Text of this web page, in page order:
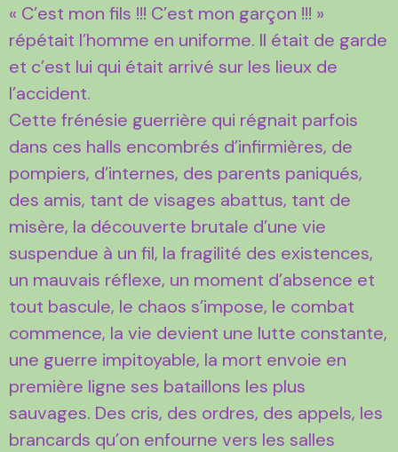
« C’est mon fils !!! C’est mon garçon !!! »
répétait l’homme en uniforme. Il était de garde
et c’est lui qui était arrivé sur les lieux de
l’accident.
Cette frénésie guerrière qui régnait parfois
dans ces halls encombrés d’infirmières, de
pompiers, d’internes, des parents paniqués,
des amis, tant de visages abattus, tant de
misère, la découverte brutale d’une vie
suspendue à un fil, la fragilité des existences,
un mauvais réflexe, un moment d’absence et
tout bascule, le chaos s’impose, le combat
commence, la vie devient une lutte constante,
une guerre impitoyable, la mort envoie en
première ligne ses bataillons les plus
sauvages. Des cris, des ordres, des appels, les
brancards qu’on enfourne vers les salles